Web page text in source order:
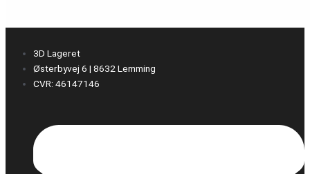
3D Lageret
Østerbyvej 6 | 8632 Lemming
CVR: 46147146